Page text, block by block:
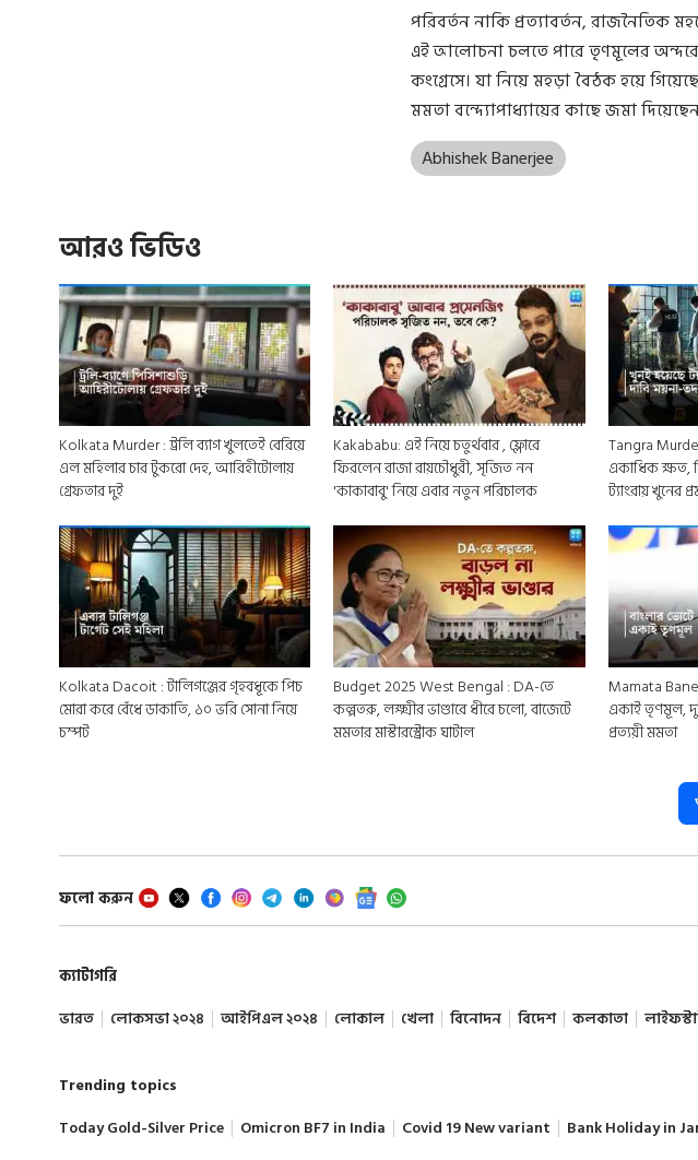
পরিবর্তন নাকি প্রত্যাবর্তন, রাজনৈতিক
এই আলোচনা চলতে পারে তৃণমূলের
কংগ্রেসে। যা নিয়ে মহড়া বৈঠক হয়ে
মমতা বন্দ্যোপাধ্যায়ের কাছে জমা
Abhishek Banerjee
আরও ভিডিও
Kolkata Murder : ট্রলি ব্যাগ খুলতেই বেরিয়ে
এল মহিলার চার টুকরো দেহ, আরিহীটোলায়
গ্রেফতার দুই
Kakababu: এই নিয়ে চতুর্থবার , ফ্লোরে
ফিরলেন রাজা রায়চৌধুরী, সৃজিত নন
'কাকাবাবু' নিয়ে এবার নতুন পরিচালক
Tangra
একাধিক ক্ষত,
ট্যাংরায় খুনের
Kolkata Dacoit : টালিগঞ্জের গৃহবধূকে পিচ
মোরা করে বেঁধে ডাকাতি, ১০ ভরি সোনা নিয়ে
চম্পট
Budget 2025 West Bengal : DA-তে
কল্পতরু, লক্ষ্মীর ভাণ্ডারে ধীরে চলো, বাজেটে
মমতার মাস্টারস্ট্রোক ঘাটাল
Mamata
একাই তৃণমূল,
প্রত্যয়ী মমতা
ফলো করুন
ক্যাটাগরি
ভারত
লোকসভা ২০২৪ আইপিএল ২০২৪ লোকাল খেলা বিনোদন বিদেশ কলকাতা
Trending topics
Today Gold-Silver Price
Omicron BF7 in India Covid 19 New variant Bank Holiday in